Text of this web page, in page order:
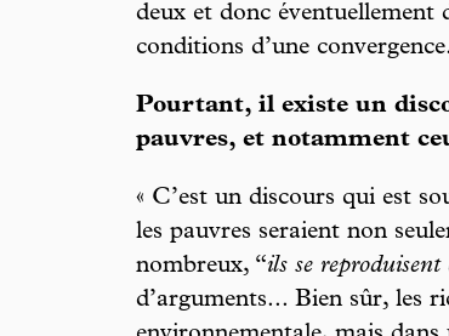
deux et donc éventuellement
conditions d’une
Pourtant, il existe un
pauvres, et notamment
« C’est un discours qui est
les pauvres seraient non
nombreux, “ils se
d’arguments... Bien sûr, les